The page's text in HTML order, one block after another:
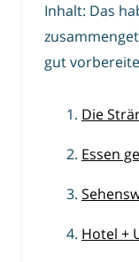
Inhalt: Das
gut
Die
Essen
Hotel +